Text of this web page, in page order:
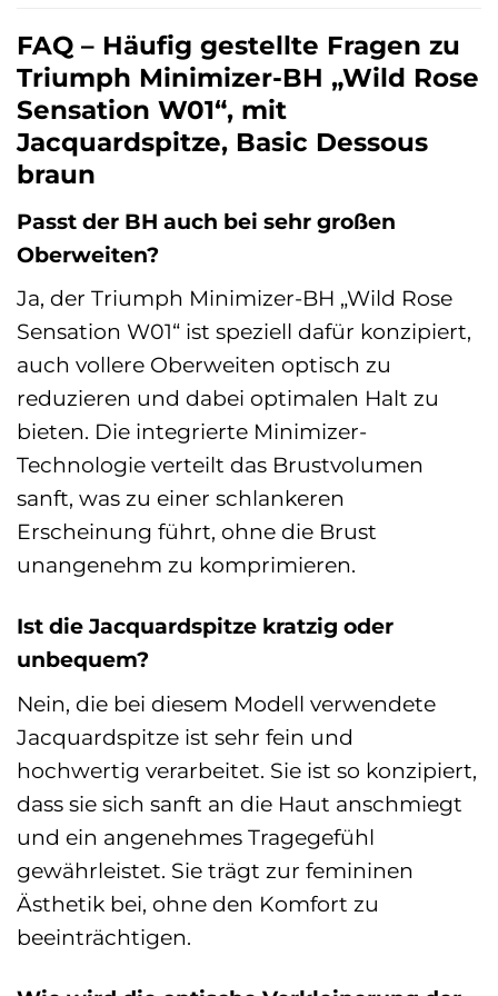
FAQ – Häufig gestellte Fragen zu
Triumph Minimizer-BH „Wild Rose
Sensation W01“, mit
Jacquardspitze, Basic Dessous
braun
Passt der BH auch bei sehr großen
Oberweiten?
Ja, der Triumph Minimizer-BH „Wild Rose
Sensation W01“ ist speziell dafür konzipiert,
auch vollere Oberweiten optisch zu
reduzieren und dabei optimalen Halt zu
bieten. Die integrierte Minimizer-
Technologie verteilt das Brustvolumen
sanft, was zu einer schlankeren
Erscheinung führt, ohne die Brust
unangenehm zu komprimieren.
Ist die Jacquardspitze kratzig oder
unbequem?
Nein, die bei diesem Modell verwendete
Jacquardspitze ist sehr fein und
hochwertig verarbeitet. Sie ist so konzipiert,
dass sie sich sanft an die Haut anschmiegt
und ein angenehmes Tragegefühl
gewährleistet. Sie trägt zur femininen
Ästhetik bei, ohne den Komfort zu
beeinträchtigen.